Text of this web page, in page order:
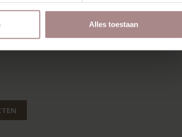
Alles toestaan